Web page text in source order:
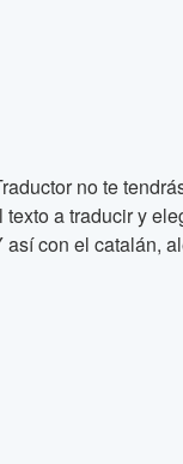
no te
a traducir y
con el catalán,